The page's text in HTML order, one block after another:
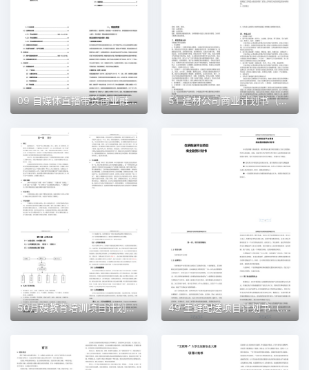
09 自媒体直播带货商业融资计划书（word+ppt配套）创业计划书word模板 51 建材公司商业计划书（word+ppt配套）创业计划书word模板
50月嫂教育培训项目计划书（word＋ppt配套）创业计划书word模板 49 生鲜配送项目计划书（word＋ppt配套）创业计划书word模板